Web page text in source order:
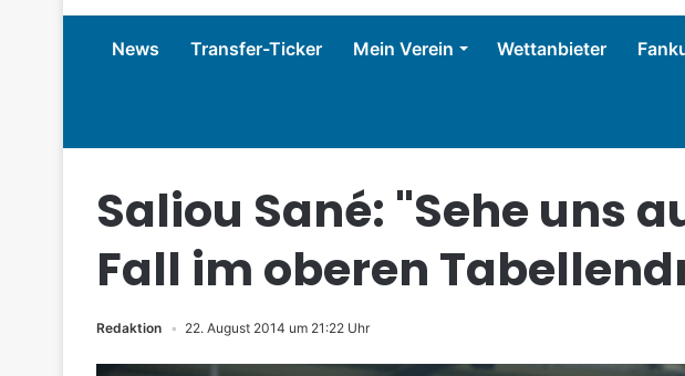
News Transfer-Ticker Mein Verein Wettanbieter
Saliou Sané: "Sehe uns
Fall im oberen
Redaktion 22. August 2014 um 21:22 Uhr